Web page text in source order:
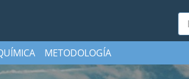
METODOLOGÍA